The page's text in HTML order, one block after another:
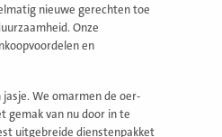
nieuwe gerechten toe
Onze
en
We omarmen de oer-
gemak van nu door in te
uitgebreide dienstenpakket